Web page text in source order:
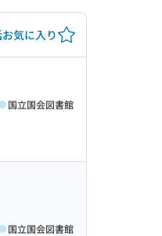
気に入り
国立国会図書館
国立国会図書館